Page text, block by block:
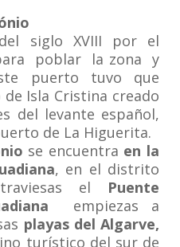
siglo XVIII por el
poblar la zona y
puerto tuvo que
Isla Cristina creado
del levante español,
de La Higuerita.
se encuentra en la
, en el distrito
el Puente
empiezas a
playas del Algarve,
turístico del sur de